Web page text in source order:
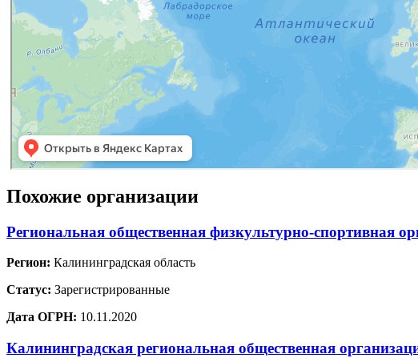
Похожие организации
Региональная общественная физкультурно-
Регион: Калининградская область
Статус: Зарегистрированные
Дата ОГРН: 10.11.2020
Калининградская региональная общественная